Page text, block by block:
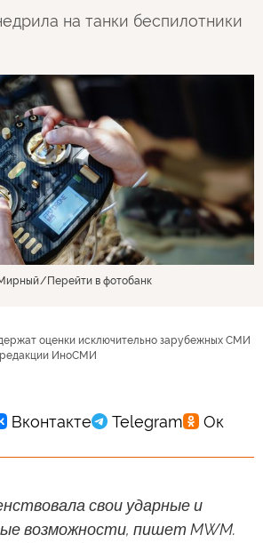
на танки беспилотники
Перейти в фотобанк
оценки исключительно зарубежных СМИ
ИноСМИ
свои ударные и
возможности, пишет MWM.